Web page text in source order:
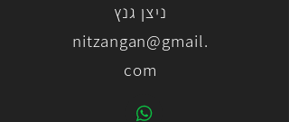
ניצן גנץ
nitzangan@gmail.
com